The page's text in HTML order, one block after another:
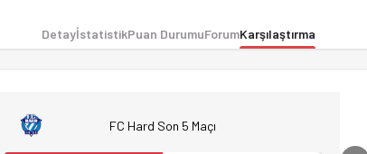
DetayİstatistikPuan DurumuForumKarşılaştırma
FC Hard Son 5 Maçı